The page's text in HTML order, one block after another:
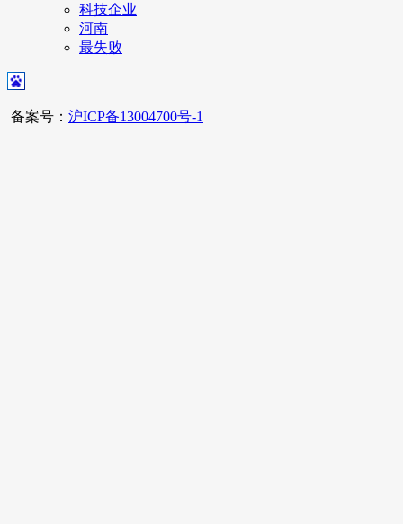
科技企业
河南
最失败
备案号： 沪ICP备13004700号-1